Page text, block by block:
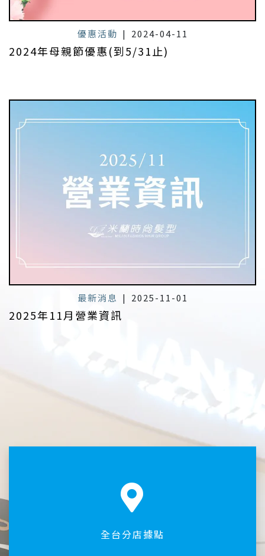
優惠活動 | 2024-04-11
2024年母親節優惠(到5/31止)
最新消息 | 2025-11-01
2025年11月營業資訊
全台分店據點